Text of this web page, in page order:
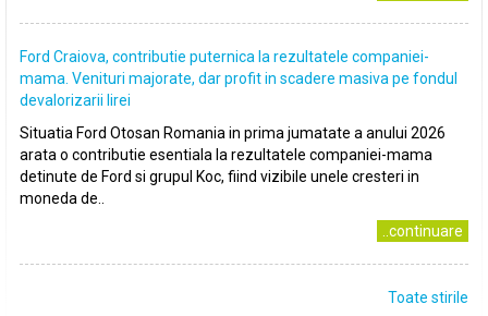
Ford Craiova, contributie puternica la rezultatele companiei-
mama. Venituri majorate, dar profit in scadere masiva pe fondul
devalorizarii lirei
Situatia Ford Otosan Romania in prima jumatate a anului 2026
arata o contributie esentiala la rezultatele companiei-mama
detinute de Ford si grupul Koc, fiind vizibile unele cresteri in
moneda de..
..continuare
Toate stirile